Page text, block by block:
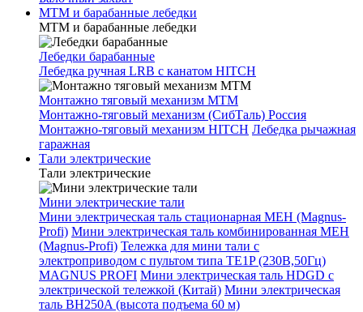
МТМ и барабанные лебедки
МТМ и барабанные лебедки
Лебедки барабанные
Лебедка ручная LRB с канатом HITCH
Монтажно тяговый механизм МТМ
Монтажно-тяговый механизм (СибТаль) Россия
Монтажно-тяговый механизм HITCH Лебедка рычажная
гаражная
Тали электрические
Тали электрические
Мини электрические тали
Мини электрическая таль стационарная МЕН (Magnus-
Profi) Мини электрическая таль комбинированная МЕН
(Magnus-Profi) Тележка для мини тали с
электроприводом с пультом типа TE1P (230В,50Гц)
MAGNUS PROFI Мини электрическая таль HDGD с
электрической тележкой (Китай) Мини электрическая
таль BH250A (высота подъема 60 м)